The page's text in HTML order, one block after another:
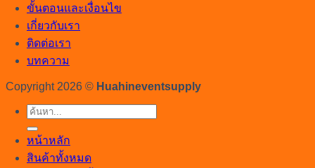
ขั้นตอนและเงื่อนไข
เกี่ยวกับเรา
ติดต่อเรา
บทความ
Copyright 2026 © Huahineventsupply
ค้นหา:
หน้าหลัก
สินค้าทั้งหมด